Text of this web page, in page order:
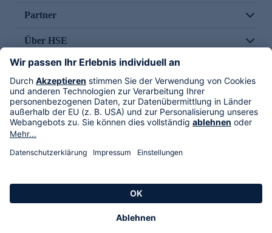
Partner
Über HSE
Im TV
HSE International